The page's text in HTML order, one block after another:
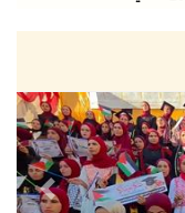
مستقب ...
لحم